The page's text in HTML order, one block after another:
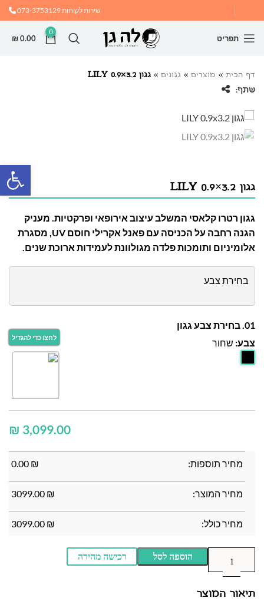
שירות לקוחות073-3753129
תפריט
0
₪0.00
דף הבית » מוצרים » גגונים » גגון LILY 0.9×3.2
שתף:
גגון LILY 0.9×3.2
גגון רטרו קלאסי המשלב עיצוב אירופאי ופרקטיות. מעניק
הגנה רחבה על הכניסה עם פאנל אקרילי חוסם UV, מסגרת
אלומיניום ותומכות פלדה מגולוונת לעמידות ארוכת שנים.
בחירת צבע
01. בחירת צבע גגון
צבע: שחור
₪
מחיר תוספות: ₪
0.00
מחיר המוצר: ₪
3099.00
מחיר כולל: ₪
3099.00
הוספה לסל רכישה מהירה
תיאור המוצר